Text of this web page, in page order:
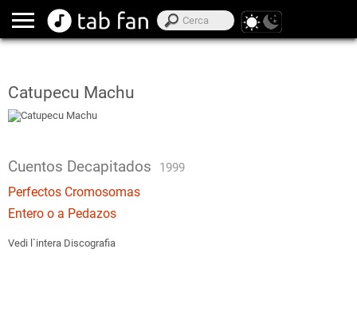
Catupecu Machu
Cuentos Decapitados 1999
Perfectos Cromosomas
Entero o a Pedazos
Vedi l`intera Discografia